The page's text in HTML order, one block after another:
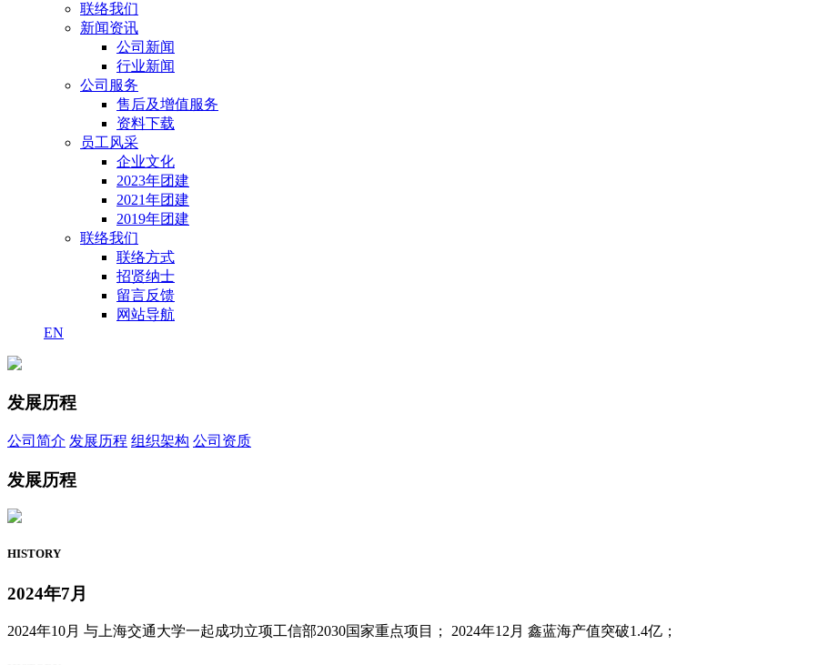
联络我们
新闻资讯
公司新闻
行业新闻
公司服务
售后及增值服务
资料下载
员工风采
企业文化
2023年团建
2021年团建
2019年团建
联络我们
联络方式
招贤纳士
留言反馈
网站导航
EN
发展历程
公司简介 发展历程 组织架构 公司资质
发展历程
HISTORY
2024年7月
2024年10月 与上海交通大学一起成功立项工信部2030国家重点项目； 2024年12月 鑫蓝海产值突破1.4亿；